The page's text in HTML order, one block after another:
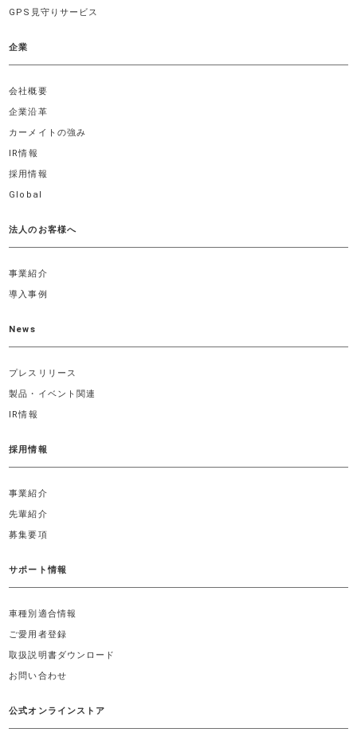
GPS見守りサービス
企業
会社概要
企業沿革
カーメイトの強み
IR情報
採用情報
Global
法人のお客様へ
事業紹介
導入事例
News
プレスリリース
製品・イベント関連
IR情報
採用情報
事業紹介
先輩紹介
募集要項
サポート情報
車種別適合情報
ご愛用者登録
取扱説明書ダウンロード
お問い合わせ
公式オンラインストア